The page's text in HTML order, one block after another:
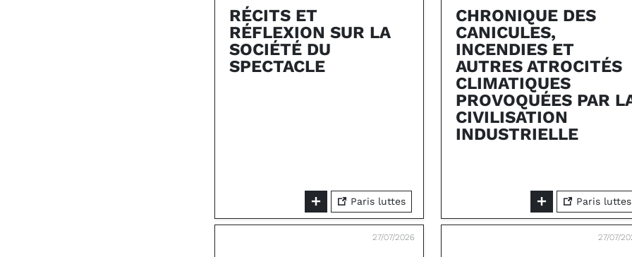
RÉCITS ET
RÉFLEXION SUR LA
SOCIÉTÉ DU
SPECTACLE
Paris luttes
CHRONIQUE DES
CANICULES,
INCENDIES ET
AUTRES ATROCITÉS
CLIMATIQUES
PROVOQUÉES PAR
CIVILISATION
INDUSTRIELLE
Paris luttes
27/07/2026 27/07/